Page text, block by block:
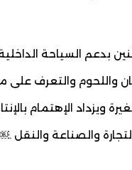
بدعم السياحة
واللحوم والتعرف
ويزداد الإهتمام
والصناعة والنقل